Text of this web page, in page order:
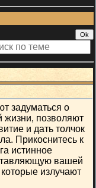
задуматься о
жизни, позволяют
и дать толчок
Прикоснитесь к
истинное
вашей
излучают